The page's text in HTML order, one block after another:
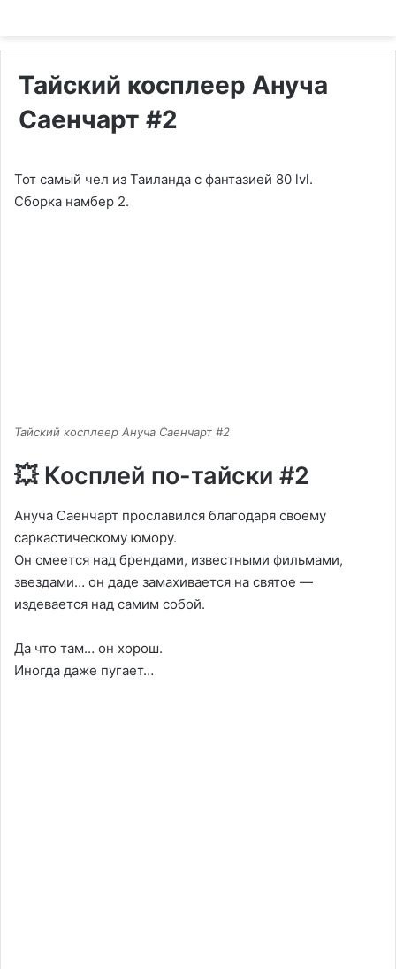
Тайский косплеер Ануча
Саенчарт #2
Тот самый чел из Таиланда с фантазией 80 lvl.
Сборка намбер 2.
Тайский косплеер Ануча Саенчарт #2
💥 Косплей по-тайски #2
Ануча Саенчарт прославился благодаря своему
саркастическому юмору.
Он смеется над брендами, известными фильмами,
звездами… он даде замахивается на святое —
издевается над самим собой.
Да что там… он хорош.
Иногда даже пугает…